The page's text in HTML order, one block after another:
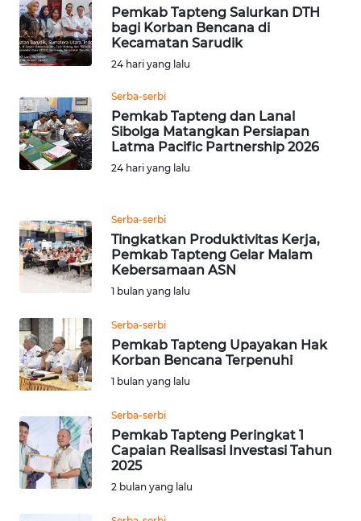
Pemkab Tapteng Salurkan DTH
bagi Korban Bencana di
Kecamatan Sarudik
24 hari yang lalu
Serba-serbi
Pemkab Tapteng dan Lanal
Sibolga Matangkan Persiapan
Latma Pacific Partnership 2026
24 hari yang lalu
Serba-serbi
Tingkatkan Produktivitas Kerja,
Pemkab Tapteng Gelar Malam
Kebersamaan ASN
1 bulan yang lalu
Serba-serbi
Pemkab Tapteng Upayakan Hak
Korban Bencana Terpenuhi
1 bulan yang lalu
Serba-serbi
Pemkab Tapteng Peringkat 1
Capaian Realisasi Investasi Tahun
2025
2 bulan yang lalu
WN
JAKARTA
JABAR
WN
BANTEN
NTT
WN
KEPRI
WN
PAPUA
WN
BARAT
WN
RIAU